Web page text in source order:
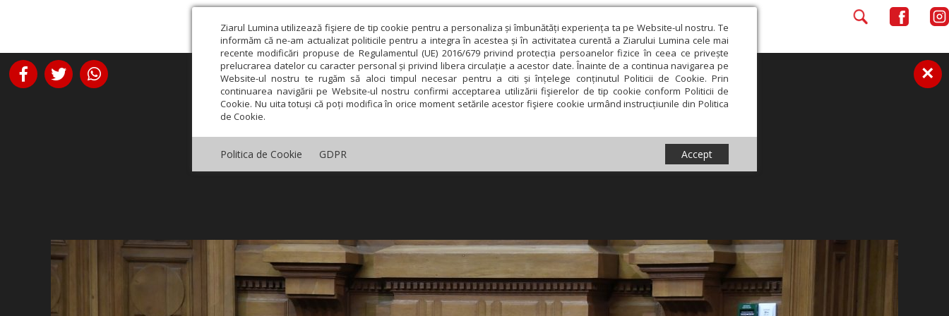
Ziarul Lumina utilizează fişiere de tip cookie pentru a personaliza și îmbunătăți experiența ta pe Website-ul nostru. Te
informăm că ne-am actualizat politicile pentru a integra în acestea și în activitatea curentă a Ziarului Lumina cele mai
recente modificări propuse de Regulamentul (UE) 2016/679 privind protecția persoanelor fizice în ceea ce privește
prelucrarea datelor cu caracter personal și privind libera circulație a acestor date. Înainte de a continua navigarea pe
Website-ul nostru te rugăm să aloci timpul necesar pentru a citi și înțelege conținutul Politicii de Cookie. Prin
continuarea navigării pe Website-ul nostru confirmi acceptarea utilizării fişierelor de tip cookie conform Politicii de
Cookie. Nu uita totuși că poți modifica în orice moment setările acestor fişiere cookie urmând instrucțiunile din Politica
de Cookie.
Politica de Cookie GDPR Accept
×